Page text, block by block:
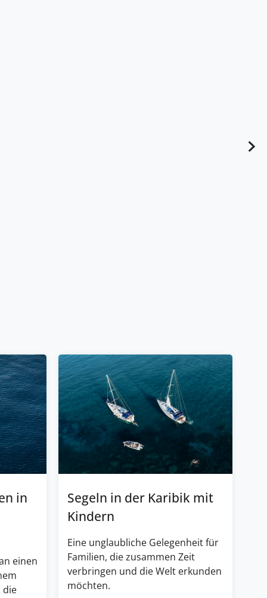
in
einen
die
Segeln in der Karibik mit
Kindern
Eine unglaubliche Gelegenheit für
Familien, die zusammen Zeit
verbringen und die Welt erkunden
möchten.